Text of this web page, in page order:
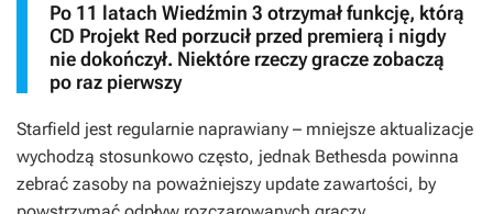
Po 11 latach Wiedźmin 3 otrzymał funkcję, którą
CD Projekt Red porzucił przed premierą i nigdy
nie dokończył. Niektóre rzeczy gracze zobaczą
po raz pierwszy
Starfield jest regularnie naprawiany – mniejsze aktualizacje
wychodzą stosunkowo często, jednak Bethesda powinna
zebrać zasoby na poważniejszy update zawartości, by